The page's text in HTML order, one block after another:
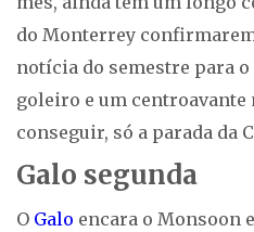
do Monterrey
notícia do semestre para
goleiro e um centroavante
conseguir, só a parada da
Galo segunda
O Galo encara o Monsoon